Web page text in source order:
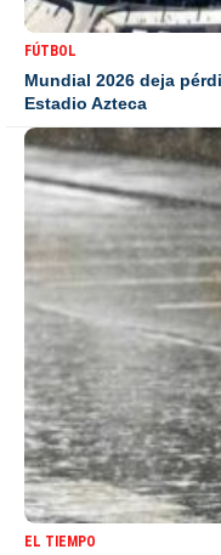
FÚTBOL
Mundial 2026 deja
Estadio Azteca
EL TIEMPO